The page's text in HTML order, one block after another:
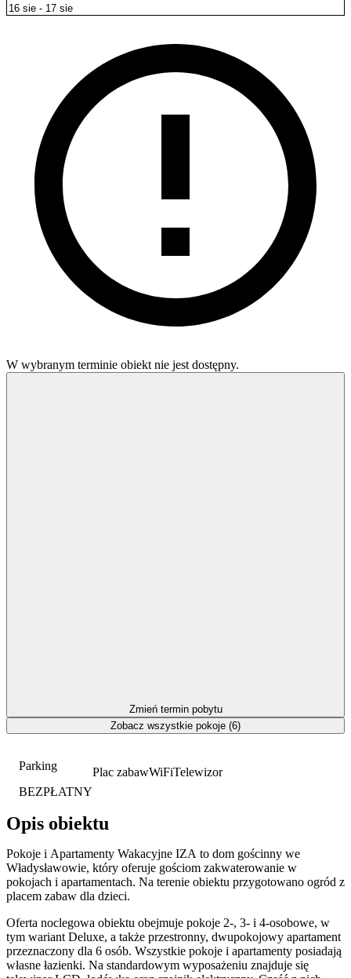
Parking
BEZPŁATNY
Plac zabawWiFiTelewizor
Opis obiektu
Pokoje i Apartamenty Wakacyjne IZA to dom gościnny we
Władysławowie, który oferuje gościom zakwaterowanie w
pokojach i apartamentach. Na terenie obiektu przygotowano ogród z
placem zabaw dla dzieci.
Oferta noclegowa obiektu obejmuje pokoje 2-, 3- i 4-osobowe, w
tym wariant Deluxe, a także przestronny, dwupokojowy apartament
przeznaczony dla 6 osób. Wszystkie pokoje i apartamenty posiadają
własne łazienki. Na standardowym wyposażeniu znajduje się
W wybranym terminie obiekt nie jest dostępny.
Zmień termin pobytu
Zobacz wszystkie pokoje (6)